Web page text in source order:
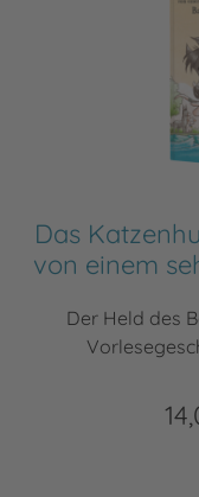
Das
von einem
Der Held des